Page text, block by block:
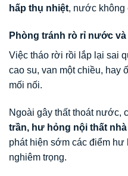
hấp thụ nhiệt, nước không
Phòng tránh rò rỉ nước
Việc tháo rời rồi lắp lại sai
cao su, van một chiều, hay
mối nối.
Ngoài gây thất thoát nước,
trần, hư hỏng nội thất
phát hiện sớm các điểm
nghiêm trọng.